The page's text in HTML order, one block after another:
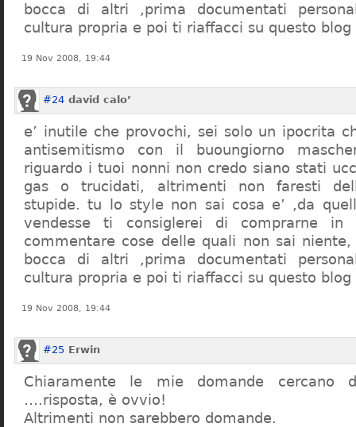
bocca di altri ,prima documentati
cultura propria e poi ti riaffacci su questo blog
19 Nov 2008, 19:44
#24 david calo’
e’ inutile che provochi, sei solo un ipocrita
antisemitismo con il buoungiorno
riguardo i tuoi nonni non credo siano stati
gas o trucidati, altrimenti non faresti
stupide. tu lo style non sai cosa e’ ,da
vendesse ti consiglerei di comprarne in
commentare cose delle quali non sai
bocca di altri ,prima documentati
cultura propria e poi ti riaffacci su questo blog
19 Nov 2008, 19:44
#25 Erwin
Chiaramente le mie domande cercano
….risposta, è ovvio!
Altrimenti non sarebbero domande.